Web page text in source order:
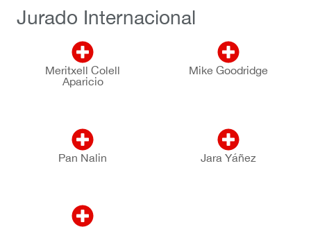
Jurado Internacional
Meritxell Colell
Aparicio
Mike Goodridge
Pan Nalin Jara Yáñez